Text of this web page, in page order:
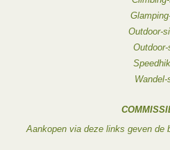
Outdoor-
Aankopen via deze links geven de